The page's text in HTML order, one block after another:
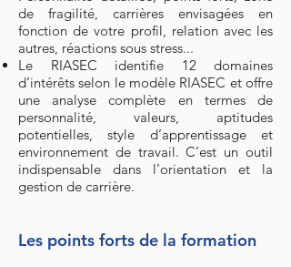
de fragilité, carrières envisagées en
fonction de votre profil, relation avec les
autres, réactions sous stress...
Le RIASEC identifie 12 domaines
d’intérêts selon le modèle RIASEC et offre
une analyse complète en termes de
personnalité, valeurs, aptitudes
potentielles, style d’apprentissage et
environnement de travail. C’est un outil
indispensable dans l’orientation et la
gestion de carrière.
Les points forts de la formation